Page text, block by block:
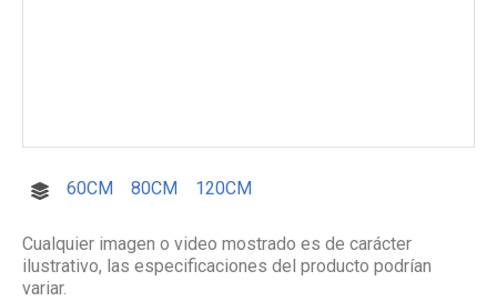
60CM 80CM 120CM
Cualquier imagen o video mostrado es de carácter
ilustrativo, las especificaciones del producto podrían
variar.